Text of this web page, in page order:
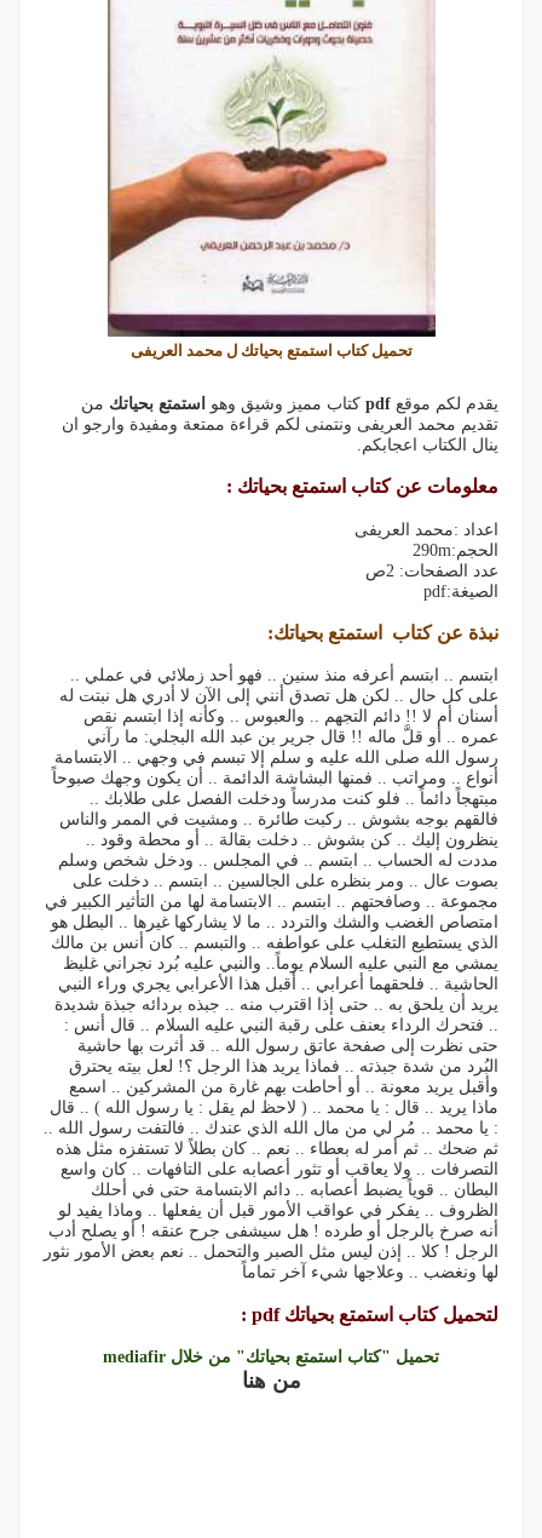
تحميل كتاب استمتع بحياتك ل محمد العريفى
يقدم لكم موقع pdf كتاب مميز وشيق وهو استمتع بحياتك من
تقديم محمد العريفى ونتمنى لكم قراءة ممتعة ومفيدة وارجو ان
ينال الكتاب اعجابكم.
معلومات عن كتاب استمتع بحياتك :
اعداد :محمد العريفى
الحجم:290m
عدد الصفحات: 2ص
الصيغة:pdf
نبذة عن كتاب استمتع بحياتك:
ابتسم .. ابتسم أعرفه منذ سنين .. فهو أحد زملائي في عملي ..
على كل حال .. لكن هل تصدق أنني إلى الآن لا أدري هل نبتت له
أسنان أم لا !! دائم التجهم .. والعبوس .. وكأنه إذا ابتسم نقص
عمره .. أو قلَّ ماله !! قال جرير بن عبد الله البجلي: ما رآني
رسول الله صلى الله عليه و سلم إلا تبسم في وجهي .. الابتسامة
أنواع .. ومراتب .. فمنها البشاشة الدائمة .. أن يكون وجهك صبوحاً
مبتهجاً دائماً .. فلو كنت مدرساً ودخلت الفصل على طلابك ..
فالقهم بوجه بشوش .. ركبت طائرة .. ومشيت في الممر والناس
ينظرون إليك .. كن بشوش .. دخلت بقالة .. أو محطة وقود ..
مددت له الحساب .. ابتسم .. في المجلس .. ودخل شخص وسلم
بصوت عال .. ومر بنظره على الجالسين .. ابتسم .. دخلت على
مجموعة .. وصافحتهم .. ابتسم .. الابتسامة لها من التأثير الكبير في
امتصاص الغضب والشك والتردد .. ما لا يشاركها غيرها .. البطل هو
الذي يستطيع التغلب على عواطفه .. والتبسم .. كان أنس بن مالك
يمشي مع النبي عليه السلام يوماً.. والنبي عليه بُرد نجراني غليظ
الحاشية .. فلحقهما أعرابي .. أقبل هذا الأعرابي يجري وراء النبي
يريد أن يلحق به .. حتى إذا اقترب منه .. جبذه بردائه جبذة شديدة
.. فتحرك الرداء بعنف على رقبة النبي عليه السلام .. قال أنس :
حتى نظرت إلى صفحة عاتق رسول الله .. قد أثرت بها حاشية
البُرد من شدة جبذته .. فماذا يريد هذا الرجل ؟! لعل بيته يحترق
وأقبل يريد معونة .. أو أحاطت بهم غارة من المشركين .. اسمع
ماذا يريد .. قال : يا محمد .. ( لاحظ لم يقل : يا رسول الله ) .. قال
: يا محمد .. مُر لي من مال الله الذي عندك .. فالتفت رسول الله ..
ثم ضحك .. ثم أمر له بعطاء .. نعم .. كان بطلاً لا تستفزه مثل هذه
التصرفات .. ولا يعاقب أو تثور أعصابه على التافهات .. كان واسع
البطان .. قوياً يضبط أعصابه .. دائم الابتسامة حتى في أحلك
الظروف .. يفكر في عواقب الأمور قبل أن يفعلها .. وماذا يفيد لو
أنه صرخ بالرجل أو طرده ‍‍! هل سيشفى جرح عنقه ! أو يصلح أدب
الرجل ! كلا .. إذن ليس مثل الصبر والتحمل .. نعم بعض الأمور نثور
لها ونغضب .. وعلاجها شيء آخر تماماً
لتحميل كتاب استمتع بحياتك pdf :
تحميل "كتاب استمتع بحياتك" من خلال mediafir
من هنا